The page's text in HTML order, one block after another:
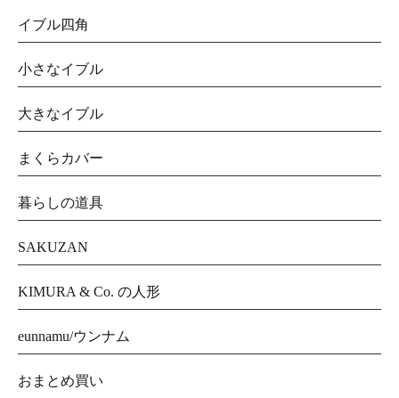
イブル四角
小さなイブル
大きなイブル
まくらカバー
暮らしの道具
SAKUZAN
KIMURA & Co. の人形
eunnamu/ウンナム
おまとめ買い